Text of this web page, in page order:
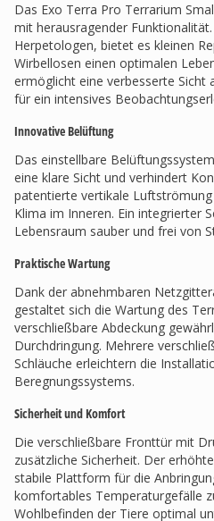
Das Exo Terra Pro Terrarium
mit herausragender
Herpetologen, bietet es kleinen
Wirbellosen einen optimalen
ermöglicht eine verbesserte
für ein intensives
Innovative Belüftung
Das einstellbare
eine klare Sicht und verhindert
patentierte vertikale
Klima im Inneren. Ein integrierter
Lebensraum sauber und frei von
Praktische Wartung
Dank der abnehmbaren
gestaltet sich die Wartung des
verschließbare Abdeckung
Durchdringung. Mehrere
Schläuche erleichtern die
Beregnungssystems.
Sicherheit und Komfort
Die verschließbare Fronttür mit
zusätzliche Sicherheit. Der
stabile Plattform für die
komfortables Temperaturgefälle
Wohlbefinden der Tiere optimal